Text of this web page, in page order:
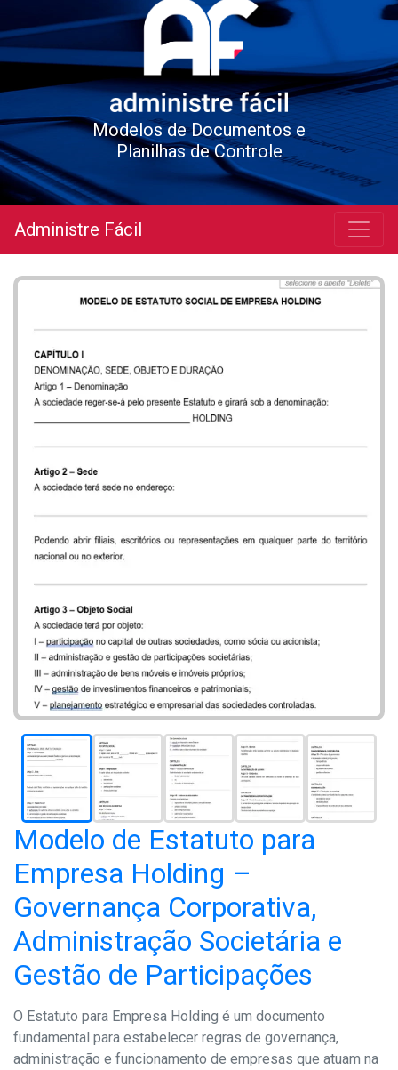
Modelos de Documentos e
Planilhas de Controle
Administre Fácil
Modelo de Estatuto para
Empresa Holding –
Governança Corporativa,
Administração Societária e
Gestão de Participações
O Estatuto para Empresa Holding é um documento
fundamental para estabelecer regras de governança,
administração e funcionamento de empresas que atuam na